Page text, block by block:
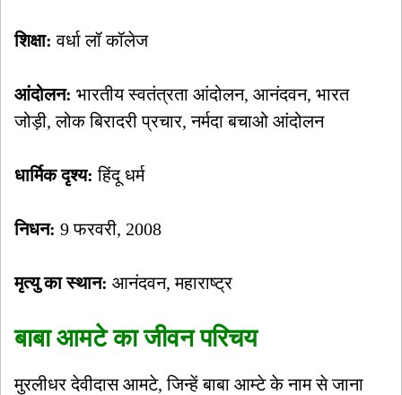
शिक्षा: वर्धा लॉ कॉलेज
आंदोलन: भारतीय स्वतंत्रता आंदोलन, आनंदवन, भारत
जोड़ी, लोक बिरादरी प्रचार, नर्मदा बचाओ आंदोलन
धार्मिक दृश्य: हिंदू धर्म
निधन: 9 फरवरी, 2008
मृत्यु का स्थान: आनंदवन, महाराष्ट्र
बाबा आमटे का जीवन परिचय
मुरलीधर देवीदास आमटे, जिन्हें बाबा आम्टे के नाम से जाना